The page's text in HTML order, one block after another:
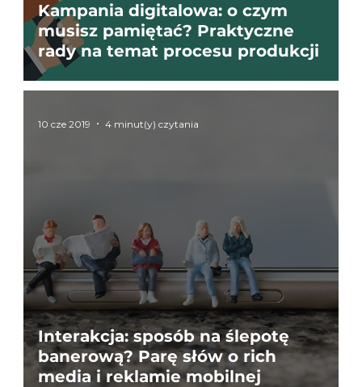
Kampania digitalowa: o czym
musisz pamiętać? Praktyczne
rady na temat procesu produkcji
Interakcja: sposób na ślepotę
banerową? Parę słów o rich
media i reklamie mobilnej
10 cze 2019 4 minut(y) czytania